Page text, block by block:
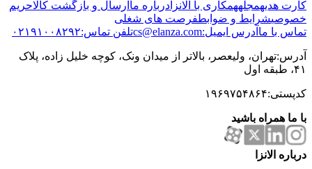
کارت هدیهمجلههمکاری با الانزا درباره ما ارسال و بازگشت کالاحریم
خصوصیشرایط و ضوابطفرصت های شغلی
تماس با ما آدرس ایمیل:cs@elanza.com تلفن تماس:۰۲۱۹۱۰۰۸۲۹۲
آدرس:تهران، ولیعصر، بالاتر از میدان ونک، کوچه خلیل زاده، پلاک
۴۱، طبقه اول
کدپستی:۱۹۶۹۷۵۴۸۶۴
با ما همراه باشید
درباره الانزا